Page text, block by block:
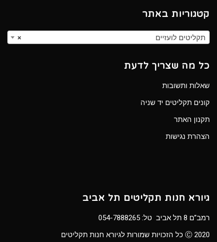
קטגוריות באתר
× תקליטים לועזיים
כל מה שצריך לדעת
שאלות ותשובות
קונים תקליטים יד שניה
תקנון האתר
הצהרת נגישות
גיורא חנות תקליטים תל אביב
רמב”ם 8 תל אביב טל:
054-7888265
Ⓒ 2020 כל הזכויות שמורות לגיורא חנות תקליטים